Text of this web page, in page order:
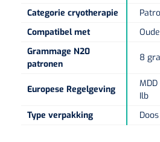
Hydrocolloïden
Categorie cryotherapie
Compatibel met
Grammage N20
patronen
8
Europese Regelgeving
Ilb
Type verpakking
Doos